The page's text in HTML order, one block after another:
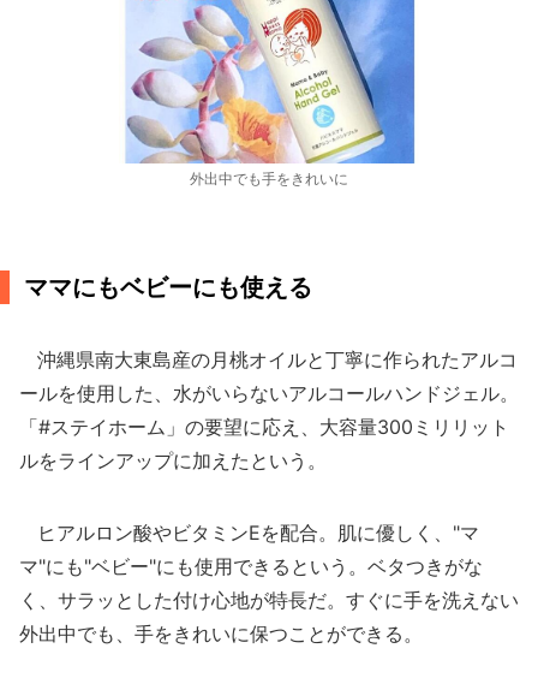
外出中でも手をきれいに
ママにもベビーにも使える
沖縄県南大東島産の月桃オイルと丁寧に作られたアルコ
ールを使用した、水がいらないアルコールハンドジェル。
「#ステイホーム」の要望に応え、大容量300ミリリット
ルをラインアップに加えたという。
ヒアルロン酸やビタミンEを配合。肌に優しく、"マ
マ"にも"ベビー"にも使用できるという。ベタつきがな
く、サラッとした付け心地が特長だ。すぐに手を洗えない
外出中でも、手をきれいに保つことができる。